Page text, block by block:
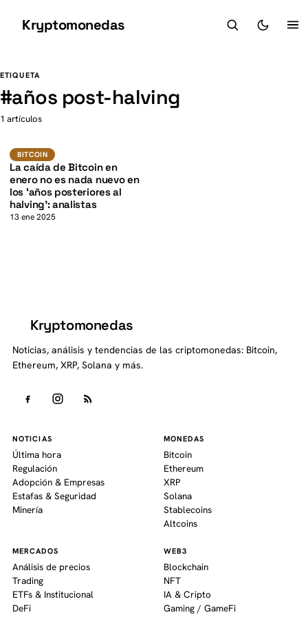
Kryptomonedas
ETIQUETA
#años post-halving
1 artículos
BITCOIN K
BITCOIN
La caída de Bitcoin en
enero no es nada nuevo en
los ‘años posteriores al
halving’: analistas
13 ene 2025
Kryptomonedas
Noticias, análisis y tendencias de las criptomonedas: Bitcoin,
Ethereum, XRP, Solana y más.
NOTICIAS
Última hora
Regulación
Adopción & Empresas
Estafas & Seguridad
Minería
MONEDAS
Bitcoin
Ethereum
XRP
Solana
Stablecoins
Altcoins
MERCADOS
Análisis de precios
Trading
ETFs & Institucional
DeFi
WEB3
Blockchain
NFT
IA & Cripto
Gaming / GameFi